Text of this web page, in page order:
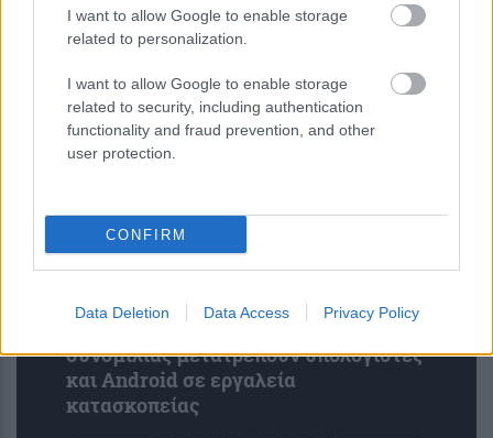
I want to allow Google to enable storage
related to personalization.
I want to allow Google to enable storage
related to security, including authentication
functionality and fraud prevention, and other
user protection.
CONFIRM
Data Deletion Data Access Privacy Policy
Ψεύτικα PDF και εφαρμογές
συνομιλίας μετατρέπουν υπολογιστές
και Android σε εργαλεία
κατασκοπείας